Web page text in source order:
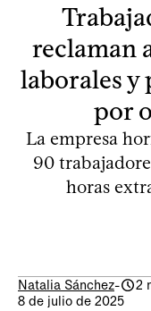
reclaman
laborales y
por
La empresa
90
horas
Natalia Sánchez-
2
8 de julio de 2025